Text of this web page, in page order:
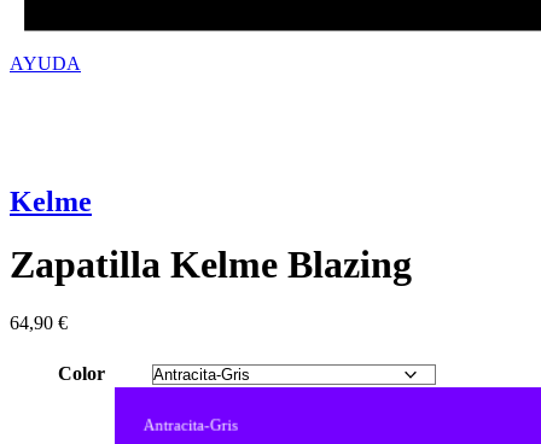
AYUDA
Kelme
Zapatilla Kelme Blazing
64,90 €
Color
Antracita-Gris